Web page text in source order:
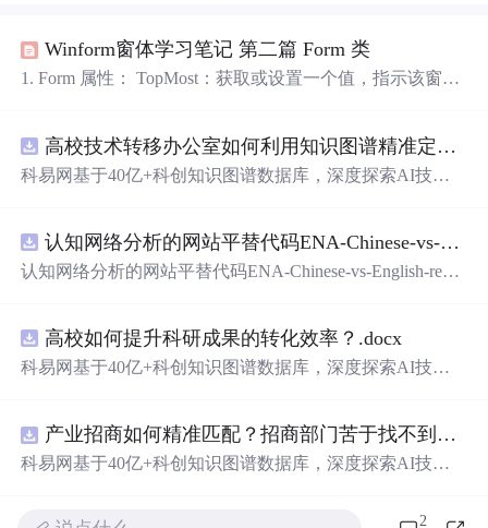
Winform窗体学习笔记 第二篇 Form 类
1. Form 属性： TopMost：获取或设置一个值，指示该窗体
AddOwnedForm()方法来添加窗体。） 实现跨窗体关闭窗
体 public void button1_Click(object sender, EventArgs e) { ...
高校技术转移办公室如何利用知识图谱精准定位产业需求与技术适配点？.docx
科易网基于40亿+科创知识图谱数据库，深度探索AI技术
新领域的AI+数智化解决方案，推动科技创新与产业创新
智能化发展。
认知网络分析的网站平替代码ENA-Chinese-vs-English-reproducible.zip
认知网络分析的网站平替代码ENA-Chinese-vs-English-repro
高校如何提升科研成果的转化效率？.docx
科易网基于40亿+科创知识图谱数据库，深度探索AI技术
新领域的AI+数智化解决方案，推动科技创新与产业创新
智能化发展。
产业招商如何精准匹配？招商部门苦于找不到符合产业链补链强链方向的目标企业怎么办？.docx
科易网基于40亿+科创知识图谱数据库，深度探索AI技术
2